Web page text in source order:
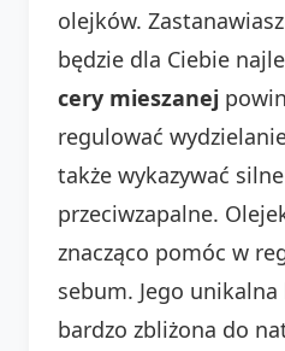
olejków.
będzie dla Ciebie
cery mieszanej
regulować
także wykazywać
przeciwzapalne.
znacząco pomóc w
sebum. Jego
bardzo zbliżona do